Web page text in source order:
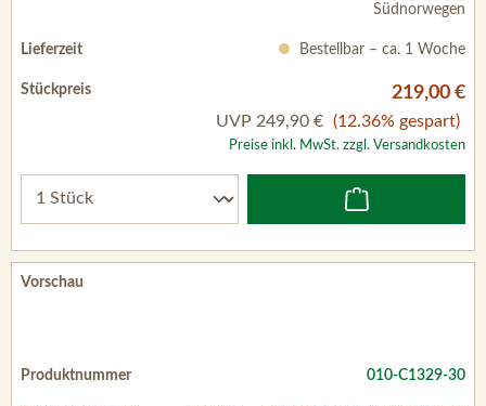
Südnorwegen
Bestellbar – ca. 1 Woche
219,00 €
UVP 249,90 € (12.36% gespart)
Preise inkl. MwSt. zzgl. Versandkosten
010-C1329-30